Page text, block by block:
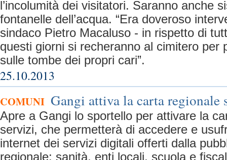
l’incolumità dei visitatori. Saranno anche
fontanelle dell’acqua. “Era doveroso
sindaco Pietro Macaluso - in rispetto di
questi giorni si recheranno al cimitero per
sulle tombe dei propri cari”.
25.10.2013
COMUNI Gangi attiva la carta regionale
Apre a Gangi lo sportello per attivare la
servizi, che permetterà di accedere e
internet dei servizi digitali offerti dalla
regionale: sanità, enti locali, scuola e